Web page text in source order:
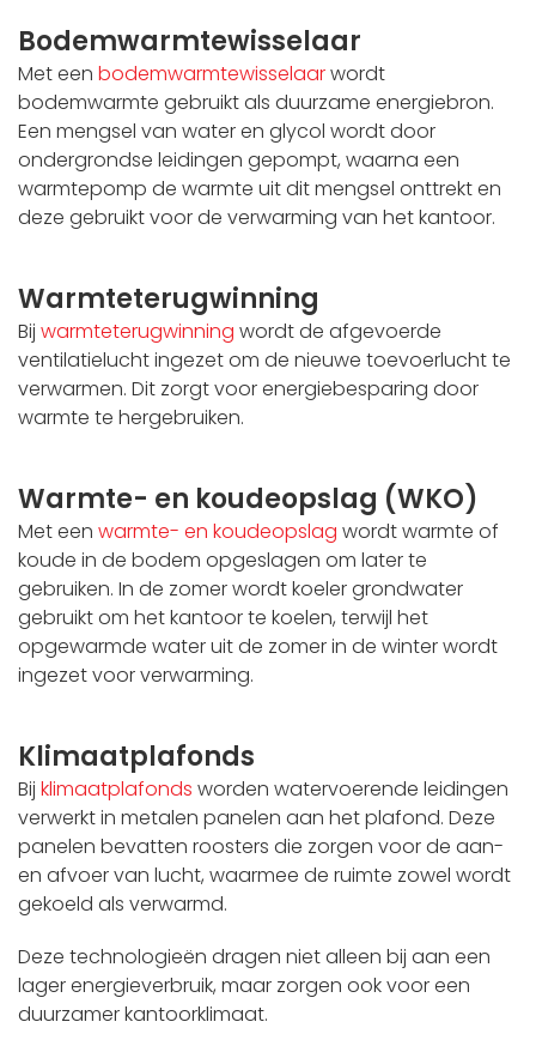
Bodemwarmtewisselaar
Met een bodemwarmtewisselaarwordt
bodemwarmte gebruikt als duurzame energiebron.
Een mengsel van water en glycol wordt door
ondergrondse leidingen gepompt, waarna een
warmtepomp de warmte uit dit mengsel onttrekt en
deze gebruikt voor de verwarming van het kantoor.
Warmteterugwinning
Bij warmteterugwinning wordt de afgevoerde
ventilatielucht ingezet om de nieuwe toevoerlucht te
verwarmen. Dit zorgt voor energiebesparing door
warmte te hergebruiken.
Warmte- en koudeopslag (WKO)
Met een warmte- en koudeopslag wordt warmte of
koude in de bodem opgeslagen om later te
gebruiken. In de zomer wordt koeler grondwater
gebruikt om het kantoor te koelen, terwijl het
opgewarmde water uit de zomer in de winter wordt
ingezet voor verwarming.
Klimaatplafonds
Bij klimaatplafonds worden watervoerende leidingen
verwerkt in metalen panelen aan het plafond. Deze
panelen bevatten roosters die zorgen voor de aan-
en afvoer van lucht, waarmee de ruimte zowel wordt
gekoeld als verwarmd.
Deze technologieën dragen niet alleen bij aan een
lager energieverbruik, maar zorgen ook voor een
duurzamer kantoorklimaat.